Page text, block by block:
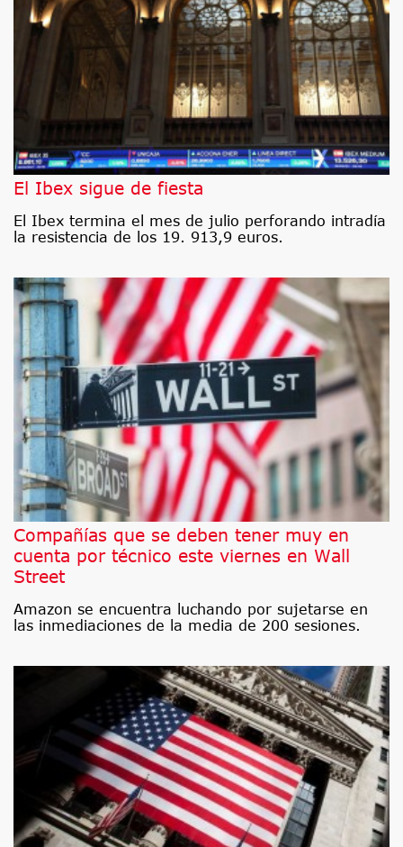
El Ibex sigue de fiesta
El Ibex termina el mes de julio perforando intradía
la resistencia de los 19. 913,9 euros.
Compañías que se deben tener muy en
cuenta por técnico este viernes en Wall
Street
Amazon se encuentra luchando por sujetarse en
las inmediaciones de la media de 200 sesiones.